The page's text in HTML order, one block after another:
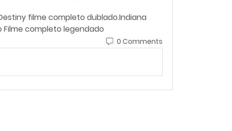
Filme completo legendado
0 Comments